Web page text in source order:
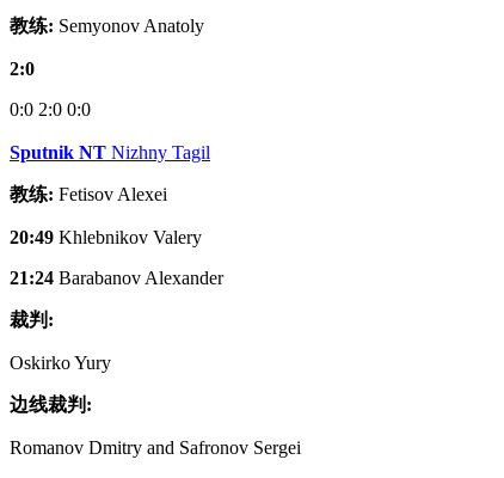
教练: Semyonov Anatoly
2:0
0:0 2:0 0:0
Sputnik NT Nizhny Tagil
教练: Fetisov Alexei
20:49 Khlebnikov Valery
21:24 Barabanov Alexander
裁判:
Oskirko Yury
边线裁判:
Romanov Dmitry and Safronov Sergei